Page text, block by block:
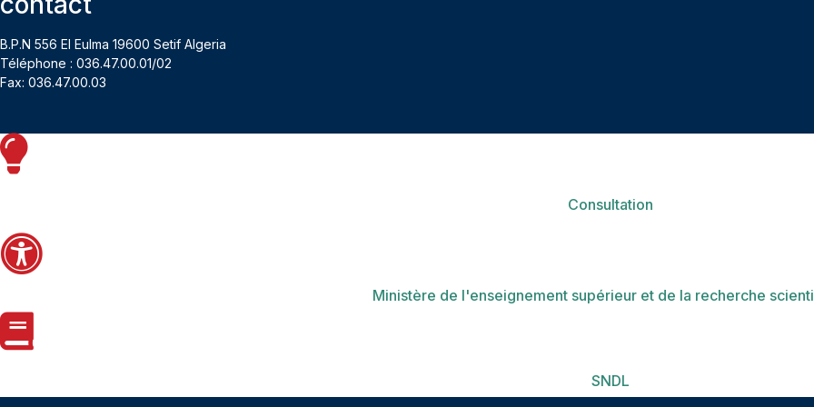
Téléphone : 036.47.00.01/02
Fax: 036.47.00.03
Consultation
Ministère de l'enseignement supérieur et de la recherche
SNDL